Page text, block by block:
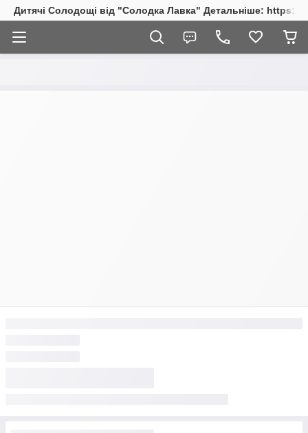
Дитячі Солодощі від "Солодка Лавка" Детальніше: https://